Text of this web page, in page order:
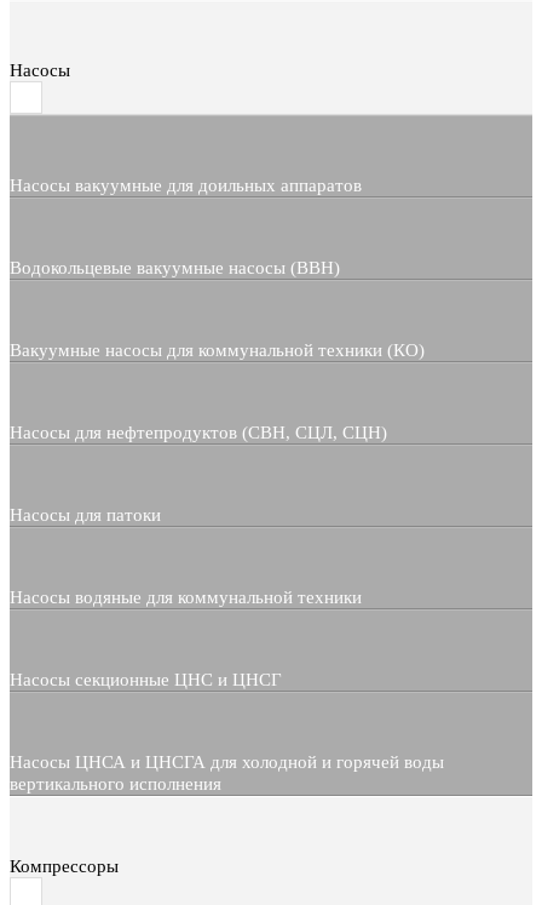
Насосы
Насосы вакуумные для доильных аппаратов
Водокольцевые вакуумные насосы (ВВН)
Вакуумные насосы для коммунальной техники (КО)
Насосы для нефтепродуктов (СВН, СЦЛ, СЦН)
Насосы для патоки
Насосы водяные для коммунальной техники
Насосы секционные ЦНС и ЦНСГ
Насосы ЦНСА и ЦНСГА для холодной и горячей воды
вертикального исполнения
Компрессоры